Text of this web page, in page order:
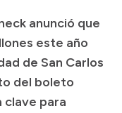
anunció que
este año
de San Carlos
del boleto
para